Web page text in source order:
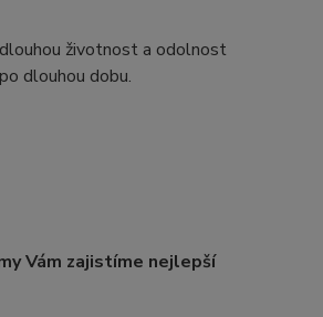
životnost a odolnost
dlouhou dobu.
Vám zajistíme nejlepší